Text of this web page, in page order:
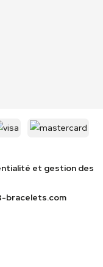
et gestion des
bracelets.com